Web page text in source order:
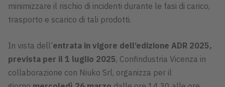
minimizzare il rischio di incidenti durante le fasi di carico,
trasporto e scarico di tali prodotti.
In vista dell’entrata in vigore dell’edizione ADR 2025,
prevista per il 1 luglio 2025, Confindustria Vicenza in
collaborazione con Niuko Srl, organizza per il